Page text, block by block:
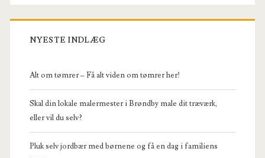
NYESTE INDLÆG
Alt om tømrer – Få alt viden om tømrer her!
Skal din lokale malermester i Brøndby male dit træværk,
eller vil du selv?
Pluk selv jordbær med børnene og få en dag i familiens